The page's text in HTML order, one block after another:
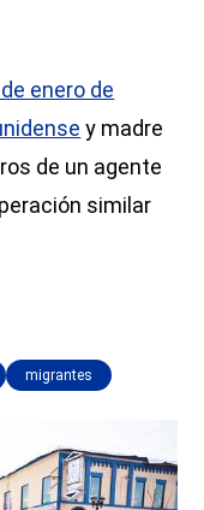
enero de
y madre
de un agente
similar
migrantes